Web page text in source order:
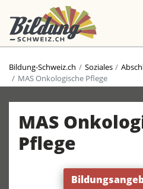
Bildung-Schweiz.ch Soziales
MAS Onkologische Pflege
MAS
Pflege